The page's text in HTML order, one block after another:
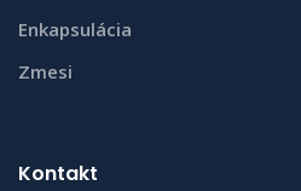
Enkapsulácia
Zmesi
Kontakt